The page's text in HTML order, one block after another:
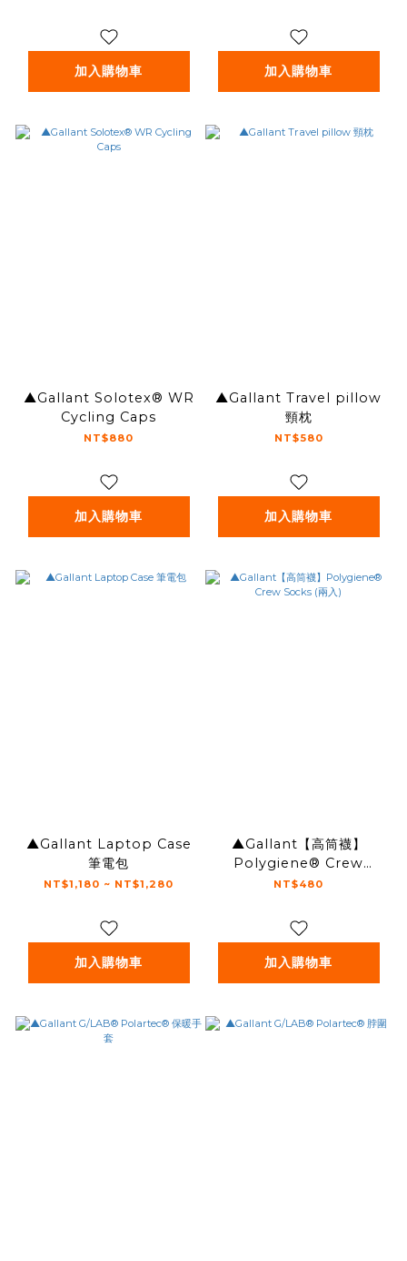
加入購物車 加入購物車
▲Gallant Solotex® WR
Cycling Caps
NT$880
加入購物車
▲Gallant Travel pillow
頸枕
NT$580
加入購物車
▲Gallant Laptop Case
筆電包
NT$1,180 ~ NT$1,280
加入購物車
▲Gallant【高筒襪】
Polygiene® Crew
Socks (兩入)
NT$480
加入購物車